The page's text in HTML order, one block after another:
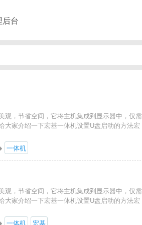
台
观，节省空间，它将主机集成到显示器中，仅需
家介绍一下宏基一体机设置U盘启动的方法宏
一体机
观，节省空间，它将主机集成到显示器中，仅需
家介绍一下宏基一体机设置U盘启动的方法宏
一体机 宏基